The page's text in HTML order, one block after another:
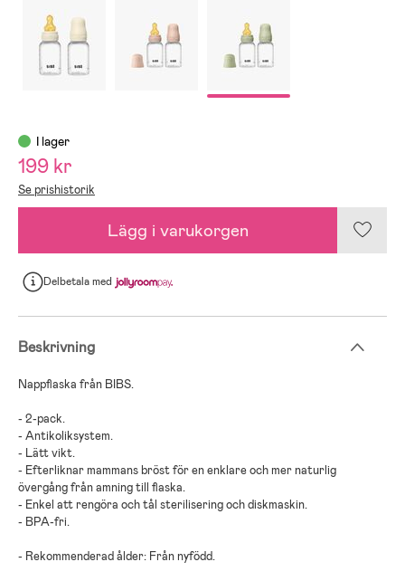
I lager
199 kr
Se prishistorik
Lägg i varukorgen
Delbetalamed
Beskrivning
Nappflaska från BIBS.
- 2-pack.
- Antikoliksystem.
- Lätt vikt.
- Efterliknar mammans bröst för en enklare och mer naturlig
övergång från amning till flaska.
- Enkel att rengöra och tål sterilisering och diskmaskin.
- BPA-fri.
- Rekommenderad ålder: Från nyfödd.